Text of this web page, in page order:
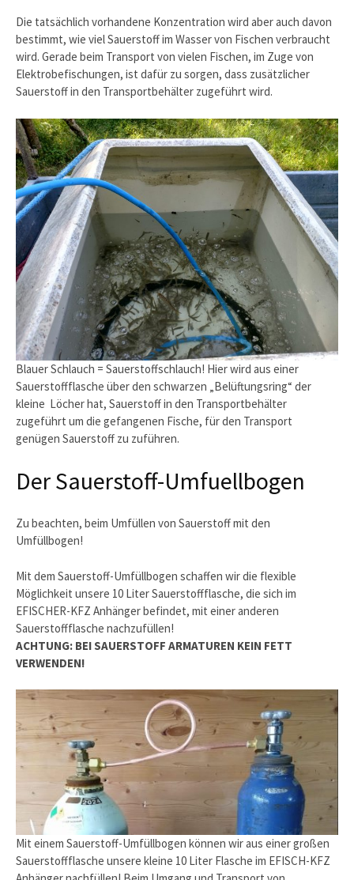
Die tatsächlich vorhandene Konzentration wird aber auch davon
bestimmt, wie viel Sauerstoff im Wasser von Fischen verbraucht
wird. Gerade beim Transport von vielen Fischen, im Zuge von
Elektrobefischungen, ist dafür zu sorgen, dass zusätzlicher
Sauerstoff in den Transportbehälter zugeführt wird.
Blauer Schlauch = Sauerstoffschlauch! Hier wird aus einer
Sauerstoffflasche über den schwarzen „Belüftungsring“ der
kleine Löcher hat, Sauerstoff in den Transportbehälter
zugeführt um die gefangenen Fische, für den Transport
genügen Sauerstoff zu zuführen.
Der Sauerstoff-Umfuellbogen
Zu beachten, beim Umfüllen von Sauerstoff mit den
Umfüllbogen!
Mit dem Sauerstoff-Umfüllbogen schaffen wir die flexible
Möglichkeit unsere 10 Liter Sauerstoffflasche, die sich im
EFISCHER-KFZ Anhänger befindet, mit einer anderen
Sauerstoffflasche nachzufüllen!
ACHTUNG: BEI SAUERSTOFF ARMATUREN KEIN FETT
VERWENDEN!
Mit einem Sauerstoff-Umfüllbogen können wir aus einer großen
Sauerstoffflasche unsere kleine 10 Liter Flasche im EFISCH-KFZ